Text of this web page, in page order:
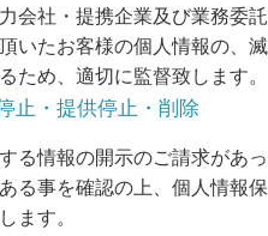
会社・提携企業及び業務委託
いたお客様の個人情報の、滅
ため、適切に監督致します。
止・提供停止・削除
る情報の開示のご請求があっ
る事を確認の上、個人情報保
ます。